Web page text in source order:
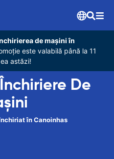
de mașini în
este valabilă până la 11
astăzi!
De
în Canoinhas